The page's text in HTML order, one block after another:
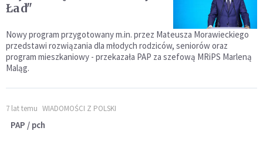
Ład"
Nowy program przygotowany m.in. przez Mateusza Morawieckiego
przedstawi rozwiązania dla młodych rodziców, seniorów oraz
program mieszkaniowy - przekazała PAP za szefową MRiPS Marleną
Maląg.
7 lat temu WIADOMOŚCI Z POLSKI
PAP / pch